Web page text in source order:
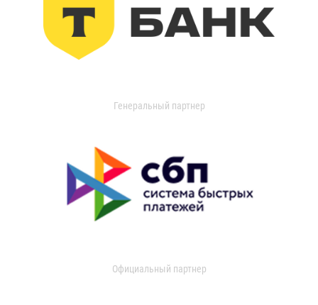
Генеральный партнер
Официальный партнер